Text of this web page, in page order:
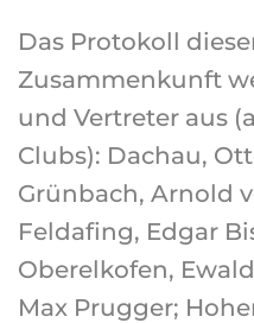
Das Protokoll
Zusammenkunft
und Vertreter aus
Clubs): Dachau,
Grünbach, Arnold
Feldafing, Edgar
Oberelkofen,
Max Prugger;